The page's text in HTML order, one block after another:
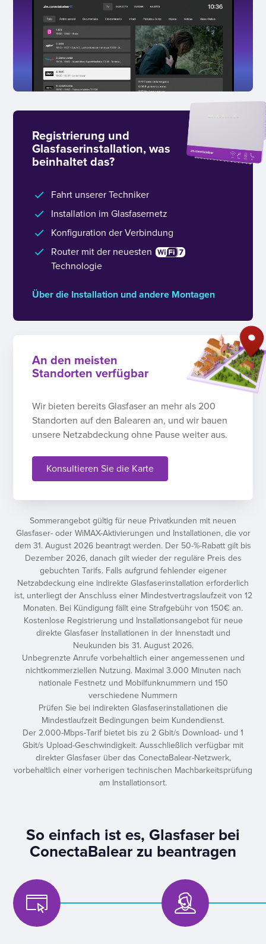
Registrierung und
Glasfaserinstallation, was
beinhaltet das?
Fahrt unserer Techniker
Installation im Glasfasernetz
Konfiguration der Verbindung
Router mit der neuesten
Technologie
Über die Installation und andere Montagen
An den meisten
Standorten verfügbar
Wir bieten bereits Glasfaser an mehr als 200
Standorten auf den Balearen an, und wir bauen
unsere Netzabdeckung ohne Pause weiter aus.
Konsultieren Sie die Karte
Sommerangebot gültig für neue Privatkunden mit neuen
Glasfaser- oder WiMAX-Aktivierungen und Installationen, die vor
dem 31. August 2026 beantragt werden. Der 50-%-Rabatt gilt bis
Dezember 2026, danach gilt wieder der reguläre Preis des
gebuchten Tarifs. Falls aufgrund fehlender eigener
Netzabdeckung eine indirekte Glasfaserinstallation erforderlich
ist, unterliegt der Anschluss einer Mindestvertragslaufzeit von 12
Monaten. Bei Kündigung fällt eine Strafgebühr von 150€ an.
Kostenlose Registrierung und Installationsangebot für neue
direkte Glasfaser Installationen in der Innenstadt und
Neukunden bis 31. August 2026.
Unbegrenzte Anrufe vorbehaltlich einer angemessenen und
nichtkommerziellen Nutzung. Maximal 3.000 Minuten nach
nationale Festnetz und Mobilfunknummern und 150
verschiedene Nummern
Prüfen Sie bei indirekten Glasfaserinstallationen die
Mindestlaufzeit Bedingungen beim Kundendienst.
Der 2.000-Mbps-Tarif bietet bis zu 2 Gbit/s Download- und 1
Gbit/s Upload-Geschwindigkeit. Ausschließlich verfügbar mit
direkter Glasfaser über das ConectaBalear-Netzwerk,
vorbehaltlich einer vorherigen technischen Machbarkeitsprüfung
am Installationsort.
So einfach ist es, Glasfaser bei
ConectaBalear zu beantragen